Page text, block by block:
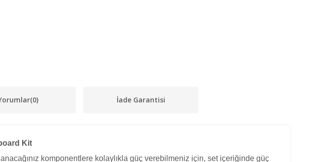
(0) İade Garantisi
Kit
komponentlere kolaylıkla güç verebilmeniz için, set içeriğinde güç